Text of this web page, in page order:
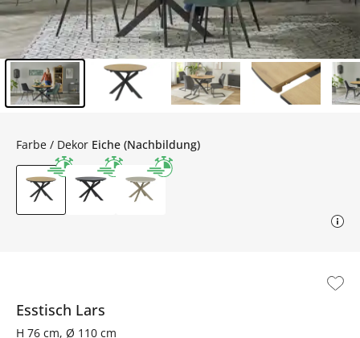
Esstisch Lars
H 76 cm, Ø 110 cm
Farbe / Dekor Eiche (Nachbildung)